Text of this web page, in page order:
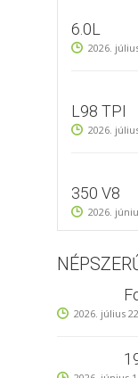
6.0L
2026.
L98 TPI
2026.
350 V8
2026.
2026. július 22.